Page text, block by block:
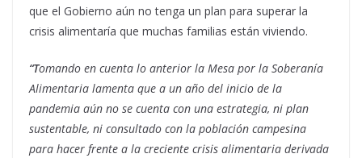
que el Gobierno aún no tenga un plan para superar la
crisis alimentaría que muchas familias están viviendo.
“Tomando en cuenta lo anterior la Mesa por la Soberanía
Alimentaria lamenta que a un año del inicio de la
pandemia aún no se cuenta con una estrategia, ni plan
sustentable, ni consultado con la población campesina
para hacer frente a la creciente crisis alimentaria derivada